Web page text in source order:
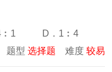
D．1︰4
题型 选择题 难度 较易